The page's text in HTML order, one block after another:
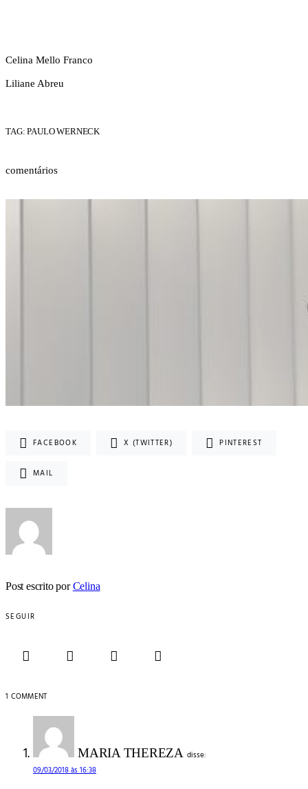
Celina Mello Franco
Liliane Abreu
TAG: PAULO WERNECK
comentários
FACEBOOK X (TWITTER) PINTEREST
MAIL
Post escrito por Celina
SEGUIR
1 COMMENT
MARIA THEREZA disse:
09/03/2018 às 16:38